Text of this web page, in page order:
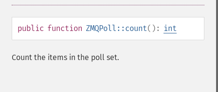
public function ZMQPoll::count(): int
Count the items in the poll set.